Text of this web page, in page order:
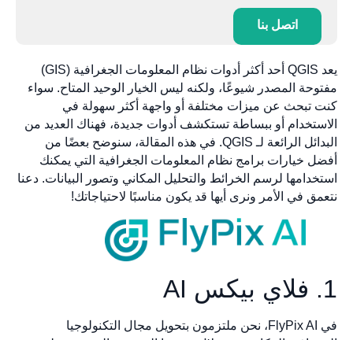
اتصل بنا
يعد QGIS أحد أكثر أدوات نظام المعلومات الجغرافية (GIS)
مفتوحة المصدر شيوعًا، ولكنه ليس الخيار الوحيد المتاح. سواء
كنت تبحث عن ميزات مختلفة أو واجهة أكثر سهولة في
الاستخدام أو ببساطة تستكشف أدوات جديدة، فهناك العديد من
البدائل الرائعة لـ QGIS. في هذه المقالة، سنوضح بعضًا من
أفضل خيارات برامج نظام المعلومات الجغرافية التي يمكنك
استخدامها لرسم الخرائط والتحليل المكاني وتصور البيانات. دعنا
نتعمق في الأمر ونرى أيها قد يكون مناسبًا لاحتياجاتك!
1. فلاي بيكس AI
في FlyPix AI، نحن ملتزمون بتحويل مجال التكنولوجيا